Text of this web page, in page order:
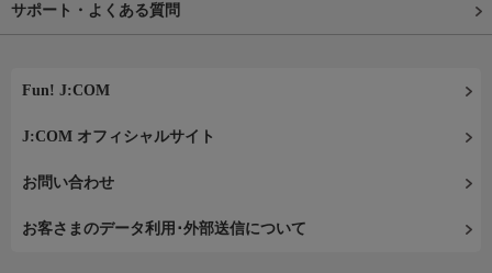
サポート・よくある質問
Fun! J:COM
J:COM オフィシャルサイト
お問い合わせ
お客さまのデータ利用･外部送信について